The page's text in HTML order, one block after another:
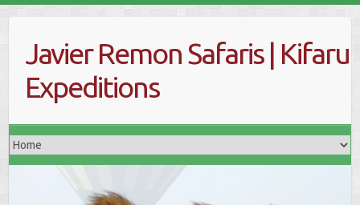
Javier Remon Safaris | Kifaru
Expeditions